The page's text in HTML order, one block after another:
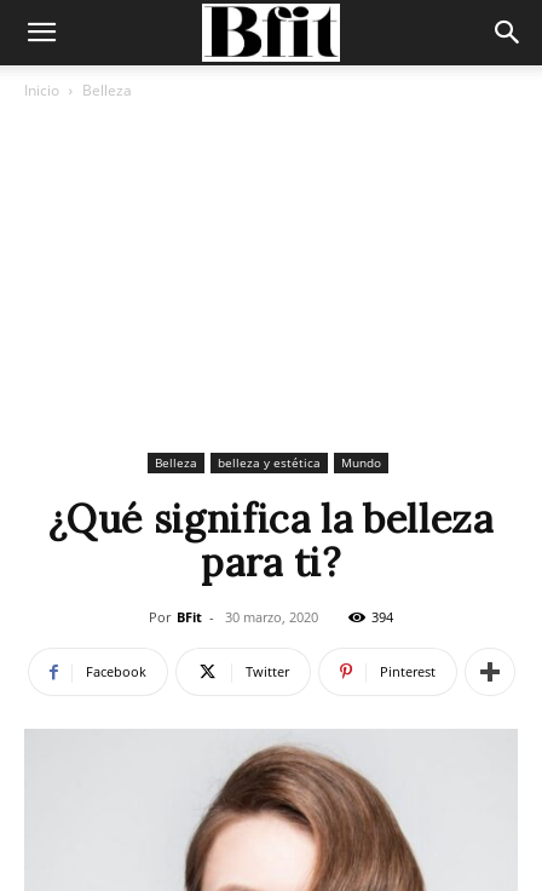
Inicio Belleza
Belleza belleza y estética Mundo
¿Qué significa la belleza
para ti?
Por BFit - 30 marzo, 2020 394
Facebook Twitter Pinterest